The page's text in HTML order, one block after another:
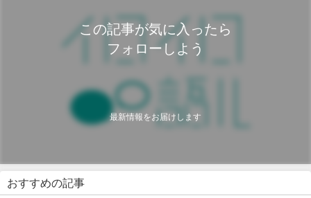
この記事が気に入ったら
フォローしよう
最新情報をお届けします
おすすめの記事